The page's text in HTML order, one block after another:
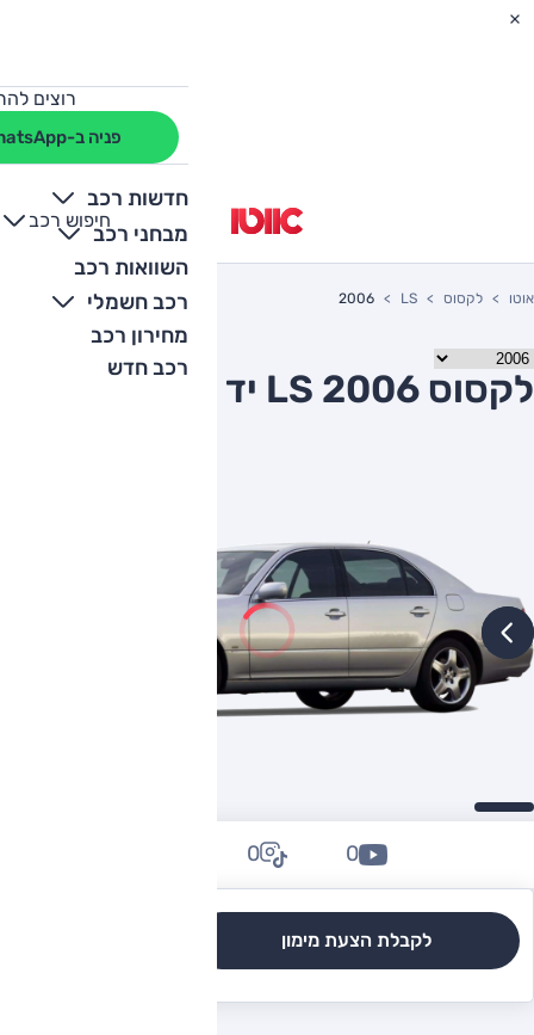
רוצים
פניה ב-WhatsApp
חדשות רכב
מבחני רכב
השוואות רכב
רכב חשמלי
מחירון רכב
רכב חדש
חיפוש רכב
+
-
אוטו לקסוס LS
2006
לקסוס LS 2006 יד שניה
לקבלת הצעת מימון
0
0